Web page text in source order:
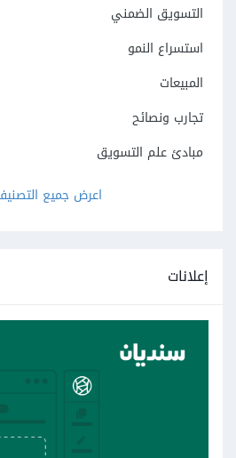
التسويق الضمني
استسراع النمو
المبيعات
تجارب ونصائح
مبادئ علم التسويق
اعرض جميع
إعلانات